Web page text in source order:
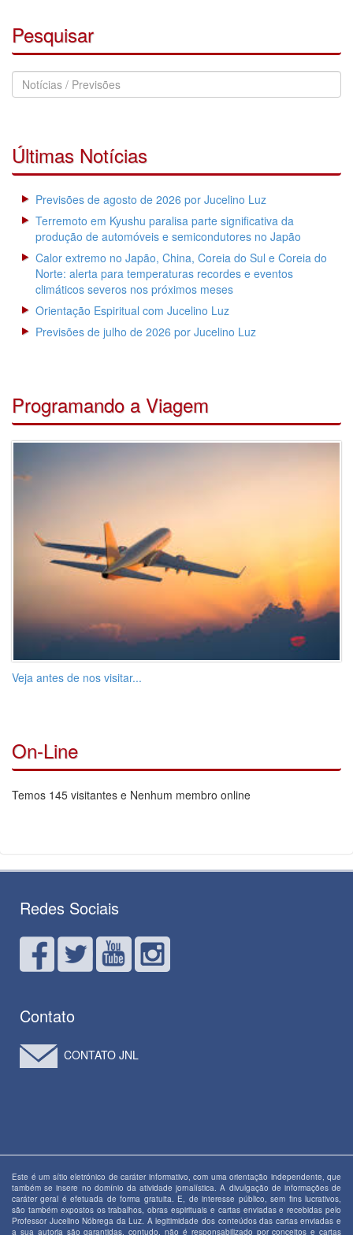
Pesquisar
Pesquisar
Notícias
Últimas Notícias
Previsões de agosto de 2026 por Jucelino Luz
Terremoto em Kyushu paralisa parte significativa da
produção de automóveis e semicondutores no Japão
Calor extremo no Japão, China, Coreia do Sul e Coreia do
Norte: alerta para temperaturas recordes e eventos
climáticos severos nos próximos meses
Orientação Espiritual com Jucelino Luz
Previsões de julho de 2026 por Jucelino Luz
Programando a Viagem
Veja antes de nos visitar...
On-Line
Temos 145 visitantes e Nenhum membro online
Redes Sociais
Contato
CONTATO JNL
Este é um sítio eletrónico de caráter informativo, com uma orientação independente, que
também se insere no domínio da atividade jornalística. A divulgação de informações de
caráter geral é efetuada de forma gratuita. E, de interesse público, sem fins lucrativos,
são também expostos os trabalhos, obras espirituais e cartas enviadas e recebidas pelo
Professor Jucelino Nóbrega da Luz. A legitimidade dos conteúdos das cartas enviadas e
a sua autoria são garantidas, contudo, não é responsabilizado por conceitos e cartas